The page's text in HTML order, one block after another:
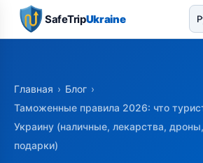
SafeTripUkraine
Главная › Блог ›
Таможенные правила 2026: что
Украину (наличные, лекарства,
подарки)